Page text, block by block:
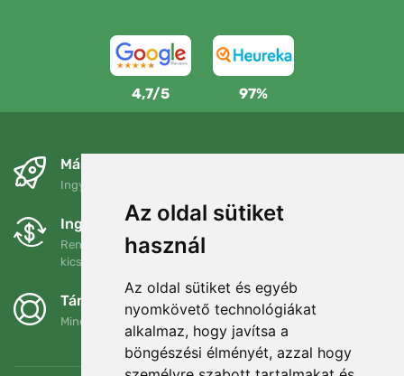
Az oldal sütiket
használ
Az oldal sütiket és egyéb
nyomkövető technológiákat
alkalmaz, hogy javítsa a
böngészési élményét, azzal hogy
4,7/5 97%
Másnapra és ingyenesen
Ingyenes szállítás a következő összeg felett: 80 EUR
Ingyenes csere és visszaküldés
Rendelését 90 napon belül bármikor visszaküldheti vagy
kicserélheti.
Támogatjuk a Trees.org-ot
Minden megrendelésért ültetünk egy fát! Bővebben